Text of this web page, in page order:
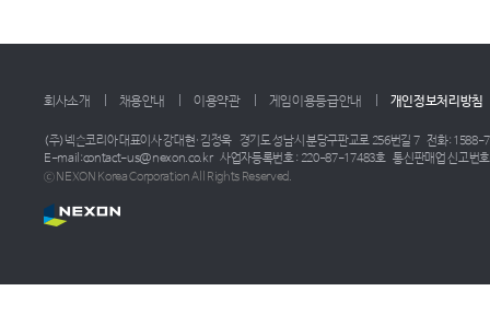
회사소개 채용안내 이용약관 게임이용등급안내 개인정보처리방침
(주)넥슨코리아 대표이사 강대현·김정욱 경기도 성남시 분당구판교로 256번길 7 전화: 1588-
E-mail:contact-us@nexon.co.kr 사업자등록번호 : 220-87-17483호 통신판매업 신고번
ⓒ NEXON Korea Corporation All Rights Reserved.